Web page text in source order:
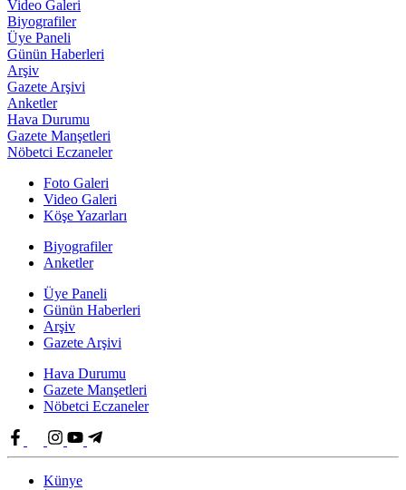
Video Galeri
Biyografiler
Üye Paneli
Günün Haberleri
Arşiv
Gazete Arşivi
Anketler
Hava Durumu
Gazete Manşetleri
Nöbetci Eczaneler
Foto Galeri
Video Galeri
Köşe Yazarları
Biyografiler
Anketler
Üye Paneli
Günün Haberleri
Arşiv
Gazete Arşivi
Hava Durumu
Gazete Manşetleri
Nöbetci Eczaneler
Künye